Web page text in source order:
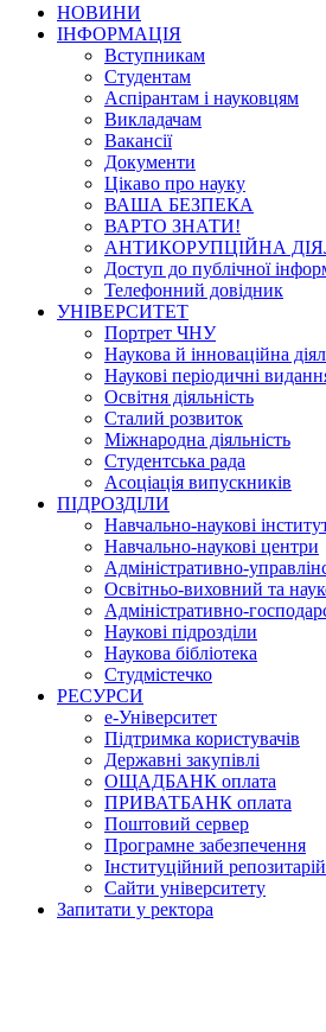
НОВИНИ
ІНФОРМАЦІЯ
Вступникам
Студентам
Аспірантам і науковцям
Викладачам
Вакансії
Документи
Цікаво про науку
ВАША БЕЗПЕКА
ВАРТО ЗНАТИ!
АНТИКОРУПЦІЙНА
Доступ до публічної
Телефонний довідник
УНІВЕРСИТЕТ
Портрет ЧНУ
Наукова й інноваційна
Наукові періодичні
Освітня діяльність
Сталий розвиток
Міжнародна діяльність
Студентська рада
Асоціація випускників
ПІДРОЗДІЛИ
Навчально-наукові
Навчально-наукові центри
Адміністративно-
Освітньо-виховний та
Адміністративно-
Наукові підрозділи
Наукова бібліотека
Студмістечко
РЕСУРСИ
е-Університет
Підтримка користувачів
Державні закупівлі
ОЩАДБАНК оплата
ПРИВАТБАНК оплата
Поштовий сервер
Програмне забезпечення
Інституційний репозитарій
Сайти університету
Запитати у ректора